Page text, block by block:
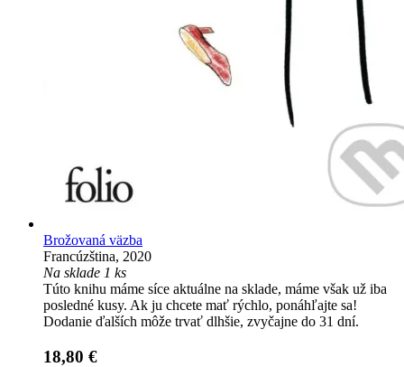
Brožovaná väzba
Francúzština, 2020
Na sklade 1 ks
Túto knihu máme síce aktuálne na sklade, máme však už iba
posledné kusy. Ak ju chcete mať rýchlo, ponáhľajte sa!
Dodanie ďalších môže trvať dlhšie, zvyčajne do 31 dní.
18,80 €